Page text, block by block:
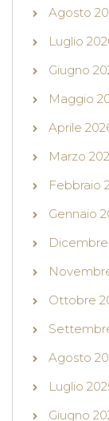
Agosto
Luglio
Giugno
Maggio
Aprile
Marzo
Febbraio
Gennaio
Dicembre
Ottobre
Agosto
Luglio
Giugno